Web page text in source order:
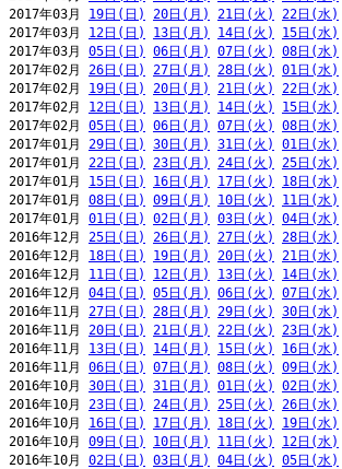
2017年03月 19日(日) 20日(月) 21日(火) 22日(水)
2017年03月 12日(日) 13日(月) 14日(火) 15日(水)
2017年03月 05日(日) 06日(月) 07日(火) 08日(水)
2017年02月 26日(日) 27日(月) 28日(火) 01日(水)
2017年02月 19日(日) 20日(月) 21日(火) 22日(水)
2017年02月 12日(日) 13日(月) 14日(火) 15日(水)
2017年02月 05日(日) 06日(月) 07日(火) 08日(水)
2017年01月 29日(日) 30日(月) 31日(火) 01日(水)
2017年01月 22日(日) 23日(月) 24日(火) 25日(水)
2017年01月 15日(日) 16日(月) 17日(火) 18日(水)
2017年01月 08日(日) 09日(月) 10日(火) 11日(水)
2017年01月 01日(日) 02日(月) 03日(火) 04日(水)
2016年12月 25日(日) 26日(月) 27日(火) 28日(水)
2016年12月 18日(日) 19日(月) 20日(火) 21日(水)
2016年12月 11日(日) 12日(月) 13日(火) 14日(水)
2016年12月 04日(日) 05日(月) 06日(火) 07日(水)
2016年11月 27日(日) 28日(月) 29日(火) 30日(水)
2016年11月 20日(日) 21日(月) 22日(火) 23日(水)
2016年11月 13日(日) 14日(月) 15日(火) 16日(水)
2016年11月 06日(日) 07日(月) 08日(火) 09日(水)
2016年10月 30日(日) 31日(月) 01日(火) 02日(水)
2016年10月 23日(日) 24日(月) 25日(火) 26日(水)
2016年10月 16日(日) 17日(月) 18日(火) 19日(水)
2016年10月 09日(日) 10日(月) 11日(火) 12日(水)
2016年10月 02日(日) 03日(月) 04日(火) 05日(水)